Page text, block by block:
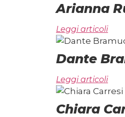
Arianna
Leggi articoli
Dante
Leggi articoli
Chiara